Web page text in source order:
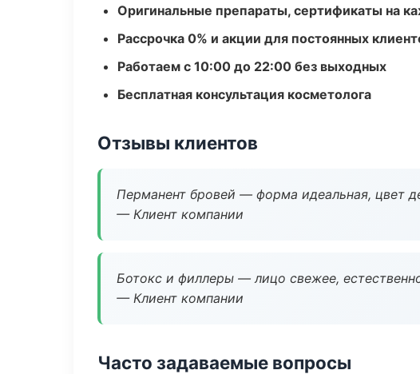
Оригинальные препараты, сертификаты на
Рассрочка 0% и акции для постоянных
Работаем с 10:00 до 22:00 без выходных
Бесплатная консультация косметолога
Отзывы клиентов
Перманент бровей — форма идеальная, цвет
— Клиент компании
Ботокс и филлеры — лицо свежее,
— Клиент компании
Часто задаваемые вопросы